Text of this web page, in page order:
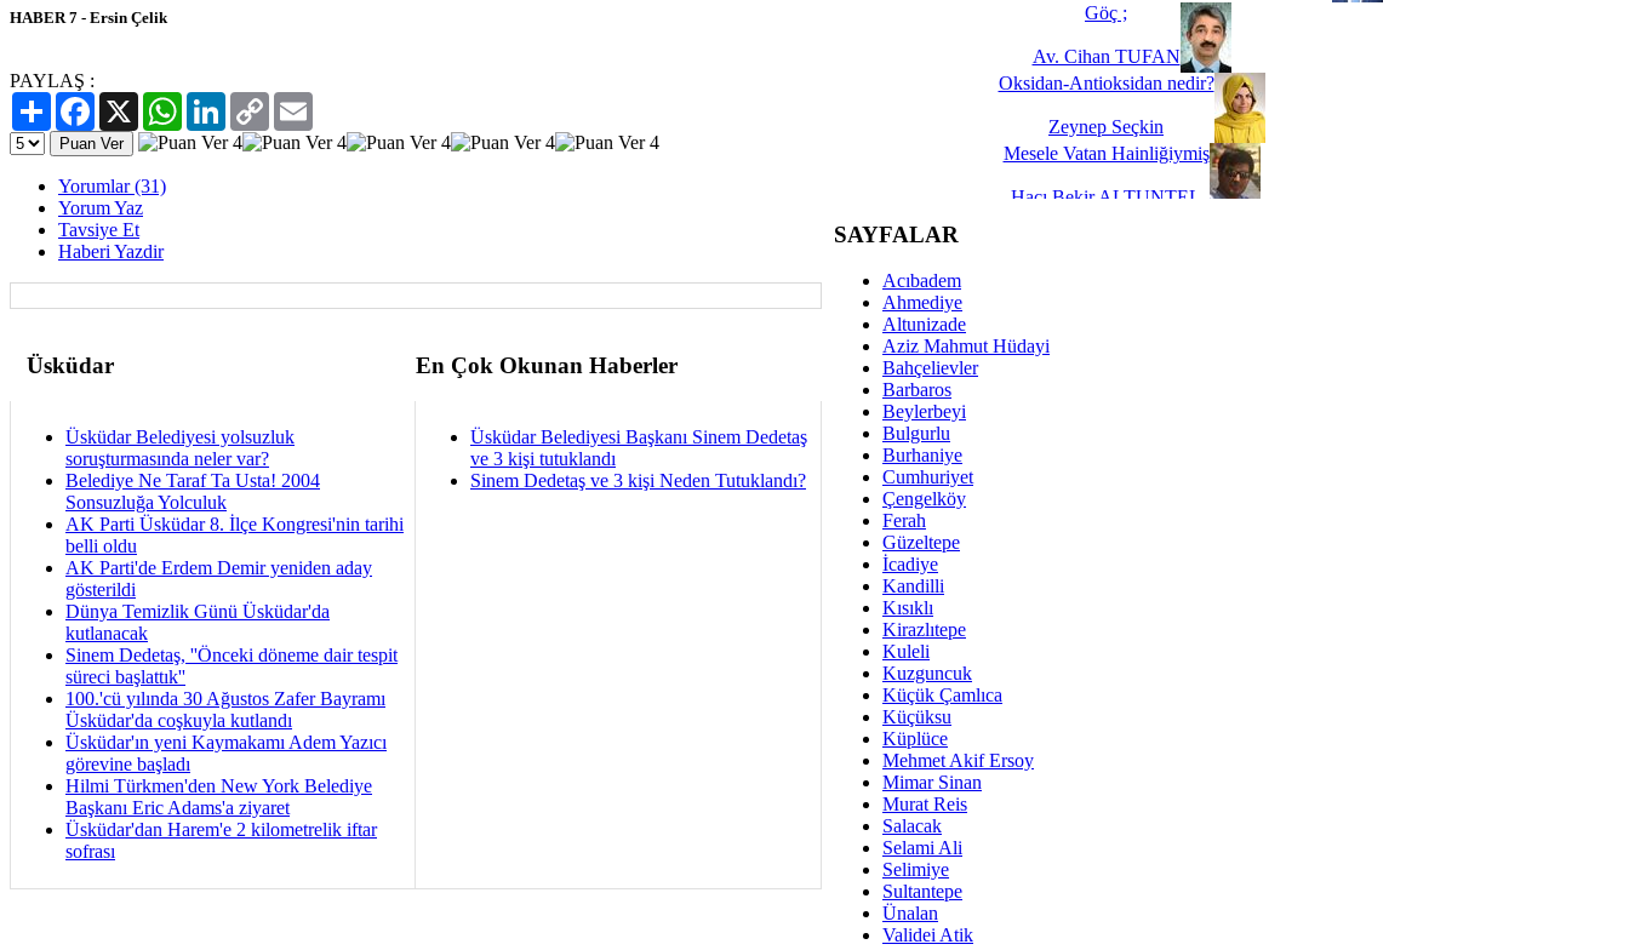
HABER 7 - Ersin Çelik
PAYLAŞ :
PaylaşFacebook
X WhatsAppLinkedIn
Copy
Link
Yorumlar (31)
Yorum Yaz
Tavsiye Et
Haberi Yazdir
Üsküdar En Çok Okunan Haberler
Üsküdar Belediyesi yolsuzluk
soruşturmasında neler var?
Belediye Ne Taraf Ta Usta! 2004
Sonsuzluğa Yolculuk
AK Parti Üsküdar 8. İlçe Kongresi'nin tarihi
belli oldu
AK Parti'de Erdem Demir yeniden aday
gösterildi
Dünya Temizlik Günü Üsküdar'da
kutlanacak
Sinem Dedetaş, ''Önceki döneme dair tespit
süreci başlattık''
100.'cü yılında 30 Ağustos Zafer Bayramı
Üsküdar'da coşkuyla kutlandı
Üsküdar'ın yeni Kaymakamı Adem Yazıcı
görevine başladı
Hilmi Türkmen'den New York Belediye
Başkanı Eric Adams'a ziyaret
Üsküdar'dan Harem'e 2 kilometrelik iftar
sofrası
Üsküdar Belediyesi Başkanı Sinem Dedetaş
ve 3 kişi tutuklandı
Sinem Dedetaş ve 3 kişi Neden Tutuklandı?
Göç ;
Av. Cihan TUFAN
Oksidan-Antioksidan nedir?
Zeynep Seçkin
Mesele Vatan Hainliğiymiş
Hacı Bekir ALTUNTEL
Dünya Fani, Ama Kısa Bir Süre De Olsa Burdayız
Hukukun Adaleti Kalmadı Üstadım!
İmar Sorunlarının Genel Çözümü ''Riskli Alan Dönüşümü''
SAYFALAR
Acıbadem
Ahmediye
Altunizade
Aziz Mahmut Hüdayi
Bahçelievler
Barbaros
Beylerbeyi
Bulgurlu
Burhaniye
Cumhuriyet
Çengelköy
Ferah
Güzeltepe
İcadiye
Kandilli
Kısıklı
Kirazlıtepe
Kuleli
Kuzguncuk
Küçük Çamlıca
Küçüksu
Küplüce
Mehmet Akif Ersoy
Mimar Sinan
Murat Reis
Salacak
Selami Ali
Selimiye
Sultantepe
Ünalan
Validei Atik